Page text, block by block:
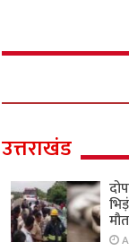
उत्तराखंड
मौत